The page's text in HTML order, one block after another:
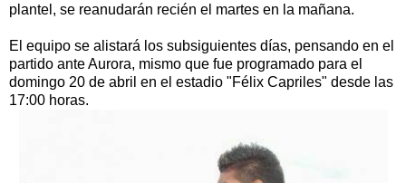
plantel, se reanudarán recién el martes en la mañana.
El equipo se alistará los subsiguientes días, pensando en el
partido ante Aurora, mismo que fue programado para el
domingo 20 de abril en el estadio "Félix Capriles" desde las
17:00 horas.